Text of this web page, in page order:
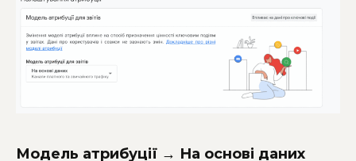
Модель атрибуції → На основі даних